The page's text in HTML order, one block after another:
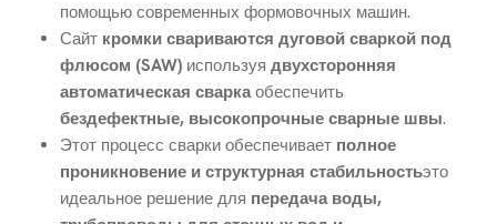
помощью современных формовочных машин.
Сайт кромки свариваются дуговой сваркой под
флюсом (SAW) используя двухсторонняя
автоматическая сваркаобеспечить
бездефектные, высокопрочные сварные швы.
Этот процесс сварки обеспечивает полное
проникновение и структурная стабильностьэто
идеальное решение для передача воды,